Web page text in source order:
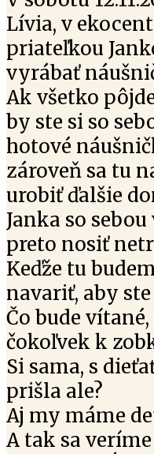
Lívia, v
priateľkou
vyrábať
Ak všetko
by ste si so
hotové
zároveň sa tu
urobiť ďalšie
Janka so
preto nosiť
Keďže tu
navariť, aby
Čo bude
čokoľvek k
Si sama, s
prišla ale?
Aj my máme
A tak sa